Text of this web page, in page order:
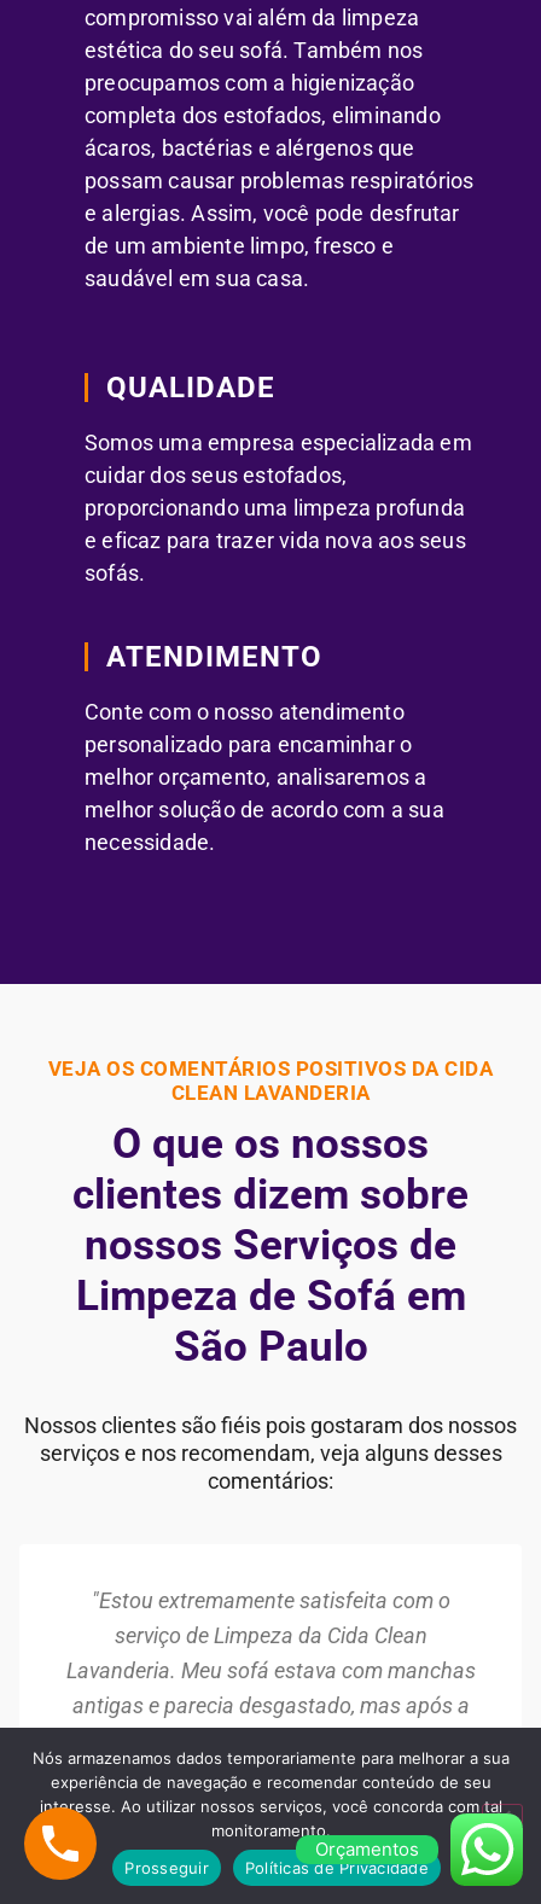
compromisso vai além da limpeza
estética do seu sofá. Também nos
preocupamos com a higienização
completa dos estofados, eliminando
ácaros, bactérias e alérgenos que
possam causar problemas respiratórios
e alergias. Assim, você pode desfrutar
de um ambiente limpo, fresco e
saudável em sua casa.
QUALIDADE
Somos uma empresa especializada em
cuidar dos seus estofados,
proporcionando uma limpeza profunda
e eficaz para trazer vida nova aos seus
sofás.
ATENDIMENTO
Conte com o nosso atendimento
personalizado para encaminhar o
melhor orçamento, analisaremos a
melhor solução de acordo com a sua
necessidade.
VEJA OS COMENTÁRIOS POSITIVOS DA CIDA
CLEAN LAVANDERIA
O que os nossos
clientes dizem sobre
nossos Serviços de
Limpeza de Sofá em
São Paulo
Nossos clientes são fiéis pois gostaram dos nossos
serviços e nos recomendam, veja alguns desses
comentários:
"Estou extremamente satisfeita com o
serviço de Limpeza da Cida Clean
Lavanderia. Meu sofá estava com manchas
antigas e parecia desgastado, mas após a
muito profissional e o resultado superou
minhas expectativas. Recomendo!"
Maria Silva
Orçamentos
Nós armazenamos dados temporariamente para melhorar a sua
experiência de navegação e recomendar conteúdo de seu
interesse. Ao utilizar nossos serviços, você concorda com tal
monitoramento.
Prosseguir
Políticas de Privacidade